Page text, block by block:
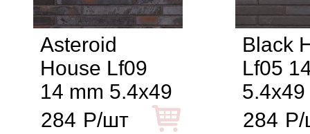
Asteroid
House Lf09
14 mm 5.4x49
284 Р/шт
Black
Lf05
5.4x49
284 Р/